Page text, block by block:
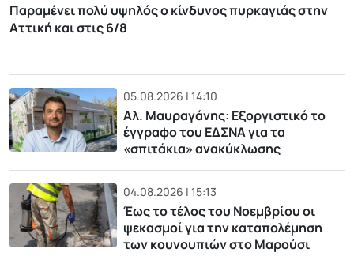
Παραμένει πολύ υψηλός ο κίνδυνος πυρκαγιάς στην
Αττική και στις 6/8
05.08.2026 | 14:10
Αλ. Μαυραγάνης: Εξοργιστικό το
έγγραφο του ΕΔΣΝΑ για τα
«σπιτάκια» ανακύκλωσης
04.08.2026 | 15:13
Έως το τέλος του Νοεμβρίου οι
ψεκασμοί για την καταπολέμηση
των κουνουπιών στο Μαρούσι